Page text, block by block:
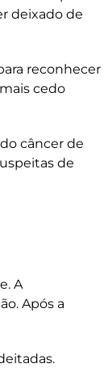
deixado de
reconhecer
cedo
câncer de
de
A
Após a